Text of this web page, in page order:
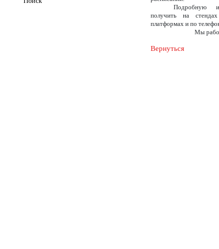
Подробную
получить на
платформах и по
Мы
Вернуться